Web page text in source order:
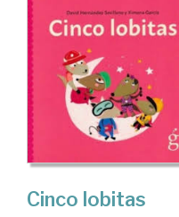
Cinco lobitas